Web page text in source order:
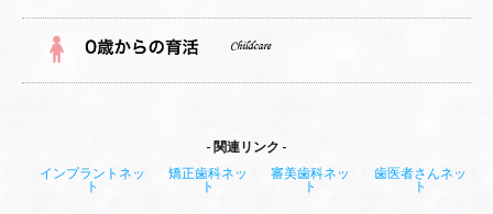
関連リンク
インプラントネッ
ト
矯正歯科ネッ
ト
審美歯科ネッ
ト
歯医者さんネッ
ト